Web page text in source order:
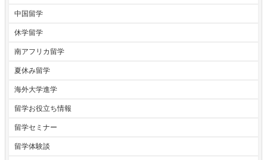
中国留学
休学留学
南アフリカ留学
夏休み留学
海外大学進学
留学お役立ち情報
留学セミナー
留学体験談